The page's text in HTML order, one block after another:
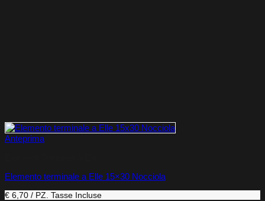
Anteprima
Elemento terminale a Elle 15×30 Nocciola
€ 6,70 / PZ. Tasse Incluse